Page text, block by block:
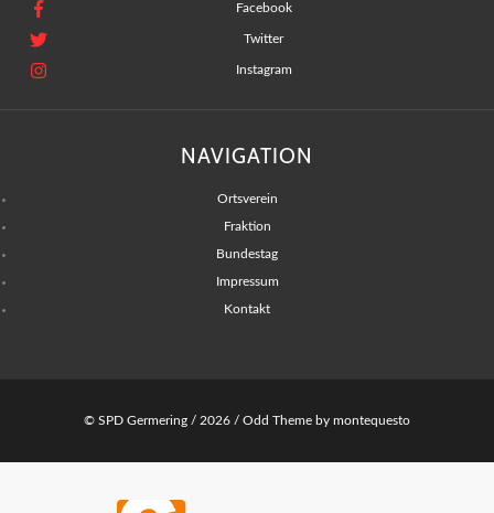
Facebook
Twitter
Instagram
NAVIGATION
Ortsverein
Fraktion
Bundestag
Impressum
Kontakt
© SPD Germering / 2026 / Odd Theme by montequesto